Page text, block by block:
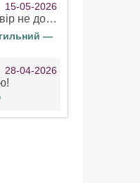
15-05-2026
Як на мою думку то цей твір не дотягує бути у топ 100 аудіокниг
—
28-04-2026